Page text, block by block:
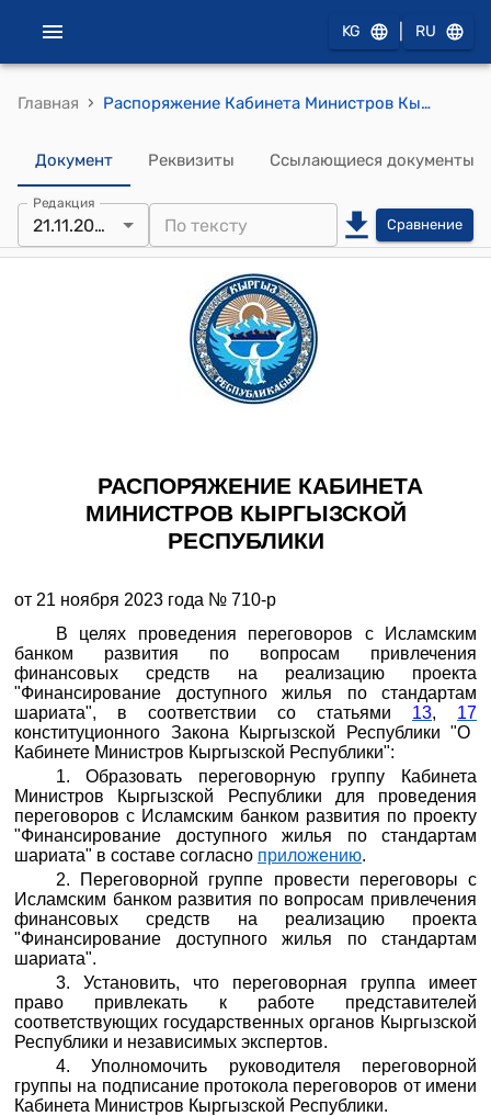
KG RU
Главная › Распоряжение Кабинета Министров Кыргызской Республики от 21 ноября 2023 года N 710-р (Об образовании переговорной группы Кабинета Министров Кыргызской Республики)
Документ Реквизиты Ссылающиеся документы
Редакция
21.11.2023 Сравнение